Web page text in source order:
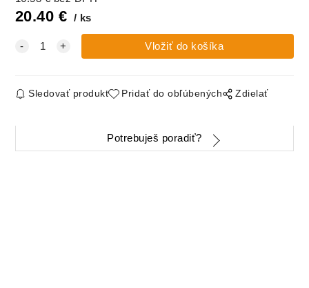
20.40 € ks
Sledovať produkt Pridať do obľúbených Zdielať
Potrebuješ poradiť?